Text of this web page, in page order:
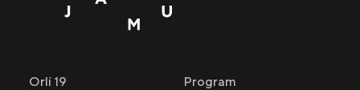
Orlí 19
Program